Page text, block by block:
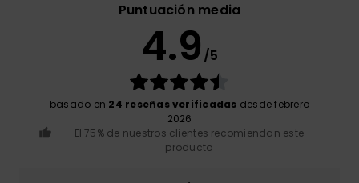
Puntuación media
4.9 /5
basado en 24 reseñas verificadas desde febrero
2026
El 75% de nuestros clientes recomiendan este
producto